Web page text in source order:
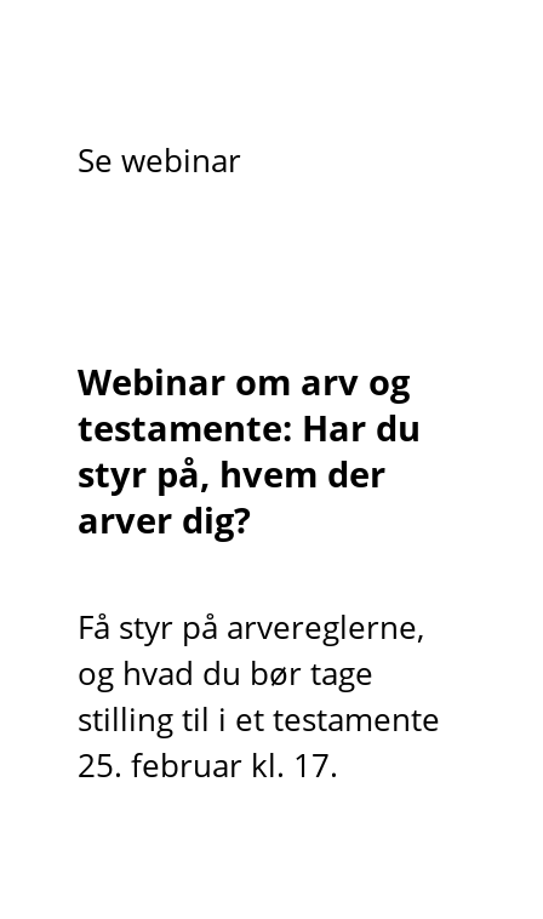
Se webinar
Webinar om arv og
testamente: Har du
styr på, hvem der
arver dig?
Få styr på arvereglerne,
og hvad du bør tage
stilling til i et testamente
25. februar kl. 17.